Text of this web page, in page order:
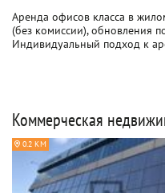
Аренда офисов класса в
(без комиссии), обновления
Индивидуальный подход к
Коммерческая
0.2 КМ